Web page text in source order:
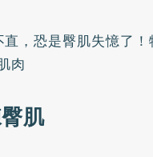
，恐是臀肌失憶了
肉
肌